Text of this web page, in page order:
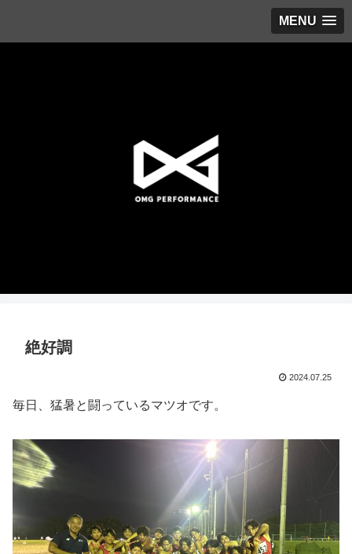
MENU
絶好調
2024.07.25
毎日、猛暑と闘っているマツオです。